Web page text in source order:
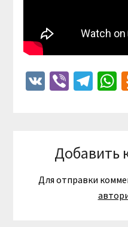
VKViber
Добавить
Для отправки